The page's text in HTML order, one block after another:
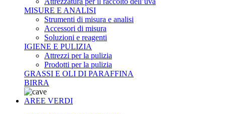
MISURE E ANALISI
Strumenti di misura e analisi
Accessori di misura
Soluzioni e reagenti
IGIENE E PULIZIA
Attrezzi per la pulizia
Prodotti per la pulizia
GRASSI E OLI DI PARAFFINA
BIRRA
AREE VERDI